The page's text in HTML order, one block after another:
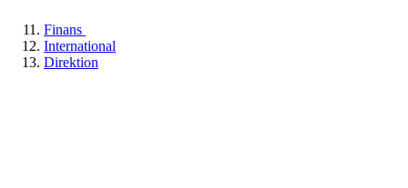
Finans
International
Direktion